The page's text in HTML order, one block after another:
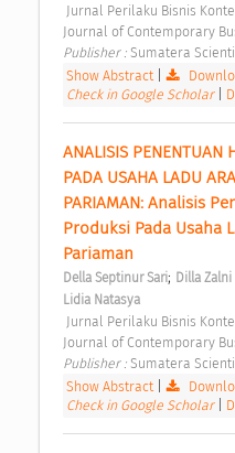
Journal of Contemporary
Publisher : Sumatera
Show Abstract|
Check in Google Scholar
ANALISIS PENENTUAN
PADA USAHA LADU
PARIAMAN: Analisis
Produksi Pada Usaha
Pariaman
Della Septinur Sari; Dilla
Lidia Natasya
Journal of Contemporary
Publisher : Sumatera
Show Abstract|
Check in Google Scholar